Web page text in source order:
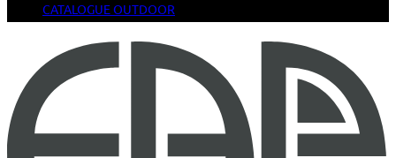
CATALOGUE OUTDOOR